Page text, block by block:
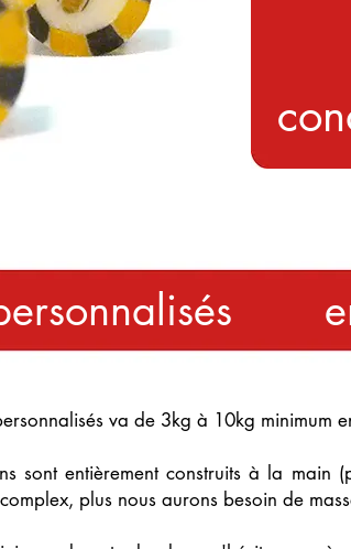
va de 3kg à 10kg minimum
sont entièrement construits à la main
plus nous aurons besoin de